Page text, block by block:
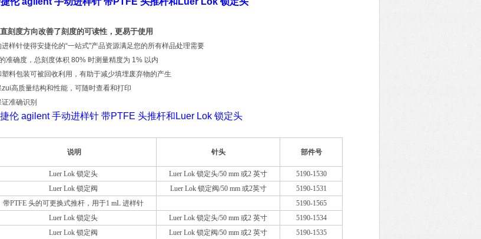
刻度方向改善了刻度的可读性，更易于使用
样针使得安捷伦的“一站式"产品资源满足您的所有样品处理需要
准确度，总刻度体积 80% 时测量精度为 1% 以内
料包装可被回收利用，有助于减少填埋废弃物的产生
高质量结构和性能，可随时查看和打印
准确识别
伦 agilent 手动进样针 带PTFE 头推杆和Luer Lok 锁定头
说明 针头 部件号
Luer Lok 锁定头 Luer Lok 锁定头/50 mm 或2 英寸
5190-1530
Luer Lok 锁定阀 Luer Lok 锁定阀/50 mm 或2英寸
5190-1531
带PTFE 头的可更换式推杆，用于1 mL 进样针
5190-1565
Luer Lok 锁定头 Luer Lok 锁定头/50 mm 或2 英寸
5190-1534
Luer Lok 锁定阀 Luer Lok 锁定阀/50 mm 或2 英寸
5190-1535